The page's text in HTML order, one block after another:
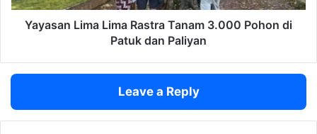
S
r
g
i
R
Yayasan Lima Lima Rastra Tanam 3.000 Pohon di
Patuk dan Paliyan
Leave a Reply